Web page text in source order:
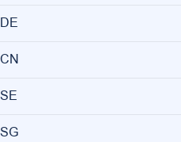
DE
CN
SE
SG